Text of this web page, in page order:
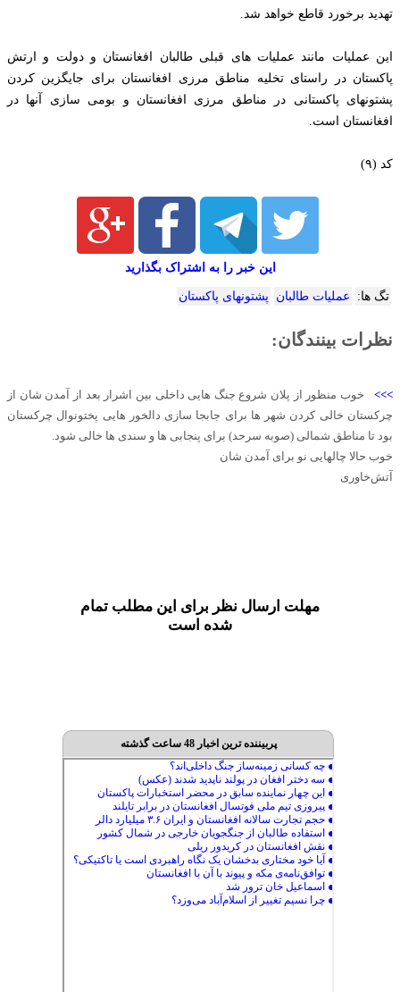
تهدید برخورد قاطع خواهد شد.
این عملیات مانند عملیات های قبلی طالبان افغانستان و دولت و ارتش
پاکستان در راستای تخلیه مناطق مرزی افغانستان برای جایگزین کردن
پشتونهای پاکستانی در مناطق مرزی افغانستان و بومی سازی آنها در
افغانستان است.
کد (۹)
این خبر را به اشتراک بگذارید
تگ ها: عملیات طالبان پشتونهای پاکستان
نظرات بینندگان:
>>> خوب منظور از پلان شروع جنگ هایی داخلی بین اشرار بعد از آمدن شان از
چرکستان خالی کردن شهر ها برای جابجا سازی دالخور هایی پختونوال چرکستان
بود تا مناطق شمالی (صوبه سرحد) برای پنجابی ها و سندی ها خالی شود.
خوب حالا چالهایی نو برای آمدن شان
آتش‌خاوری
مهلت ارسال نظر برای این مطلب تمام
شده است
پربیننده ترین اخبار 48 ساعت گذشته